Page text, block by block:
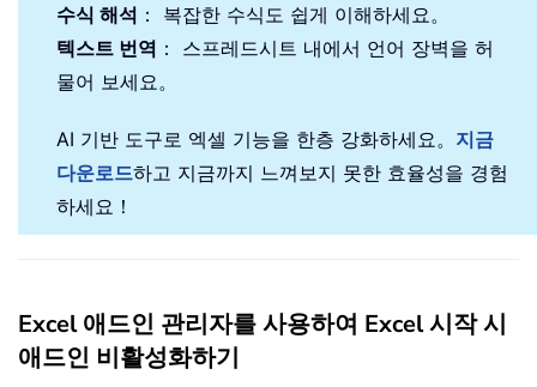
수식 해석 ： 복잡한 수식도 쉽게 이해하세요。
텍스트 번역 ： 스프레드시트 내에서 언어 장벽을 허
물어 보세요。
AI 기반 도구로 엑셀 기능을 한층 강화하세요。 지금
다운로드하고 지금까지 느껴보지 못한 효율성을 경험
하세요！
Excel 애드인 관리자를 사용하여 Excel 시작 시
애드인 비활성화하기